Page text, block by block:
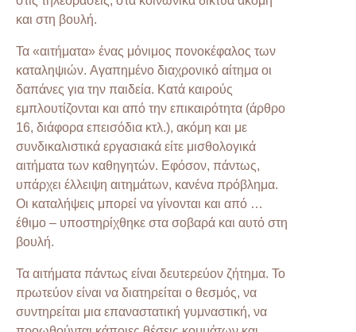
και στη βουλή.
Τα «αιτήματα» ένας μόνιμος πονοκέφαλος των
καταληψιών. Αγαπημένο διαχρονικό αίτημα οι
δαπάνες για την παιδεία. Κατά καιρούς
εμπλουτίζονται και από την επικαιρότητα (άρθρο
16, διάφορα επεισόδια κτλ.), ακόμη και με
συνδικαλιστικά εργασιακά είτε μισθολογικά
αιτήματα των καθηγητών. Εφόσον, πάντως,
υπάρχει έλλειψη αιτημάτων, κανένα πρόβλημα.
Οι καταλήψεις μπορεί να γίνονται και από …
έθιμο – υποστηρίχθηκε στα σοβαρά και αυτό στη
βουλή.
Τα αιτήματα πάντως είναι δευτερεύον ζήτημα. Το
πρωτεύον είναι να διατηρείται ο θεσμός, να
συντηρείται μια επαναστατική γυμναστική, να